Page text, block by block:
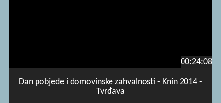
00:24:08
Dan pobjede i domovinske zahvalnosti - Knin 2014 -
Tvrđava